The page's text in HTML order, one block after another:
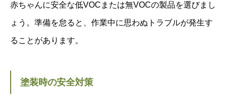
赤ちゃんに安全な低VOCまたは無VOCの製品を選びまし
ょう。準備を怠ると、作業中に思わぬトラブルが発生す
ることがあります。
塗装時の安全対策